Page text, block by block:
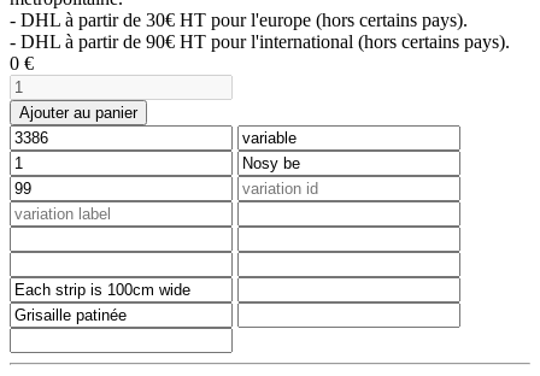
- DHL à partir de 30€ HT pour l'europe (hors certains pays).
- DHL à partir de 90€ HT pour l'international (hors certains pays).
0 €
Ajouter au panier